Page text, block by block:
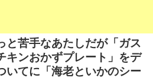
と苦手なあたしだが「ガス
キンおかずプレート」をデ
いてに「海老といかのシー